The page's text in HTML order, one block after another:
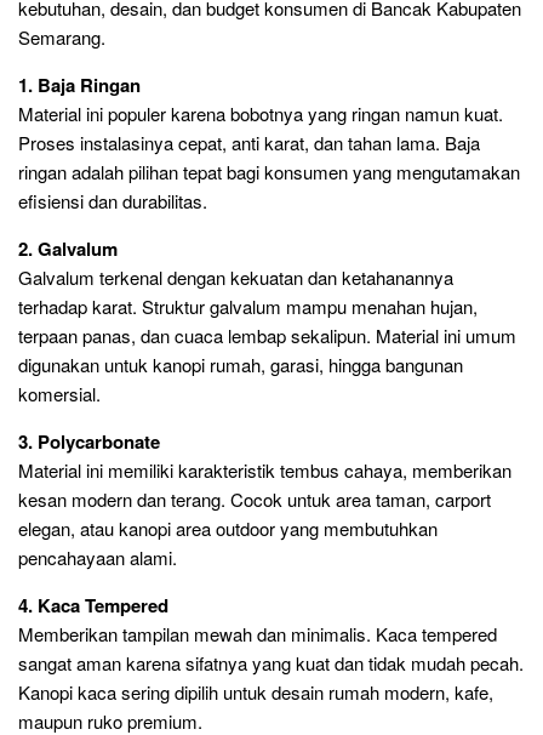
kebutuhan, desain, dan budget konsumen di Bancak Kabupaten
Semarang.
1. Baja Ringan
Material ini populer karena bobotnya yang ringan namun kuat.
Proses instalasinya cepat, anti karat, dan tahan lama. Baja
ringan adalah pilihan tepat bagi konsumen yang mengutamakan
efisiensi dan durabilitas.
2. Galvalum
Galvalum terkenal dengan kekuatan dan ketahanannya
terhadap karat. Struktur galvalum mampu menahan hujan,
terpaan panas, dan cuaca lembap sekalipun. Material ini umum
digunakan untuk kanopi rumah, garasi, hingga bangunan
komersial.
3. Polycarbonate
Material ini memiliki karakteristik tembus cahaya, memberikan
kesan modern dan terang. Cocok untuk area taman, carport
elegan, atau kanopi area outdoor yang membutuhkan
pencahayaan alami.
4. Kaca Tempered
Memberikan tampilan mewah dan minimalis. Kaca tempered
sangat aman karena sifatnya yang kuat dan tidak mudah pecah.
Kanopi kaca sering dipilih untuk desain rumah modern, kafe,
maupun ruko premium.